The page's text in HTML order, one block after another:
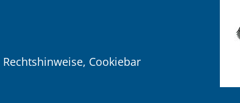
Rechtshinweise, Cookiebar